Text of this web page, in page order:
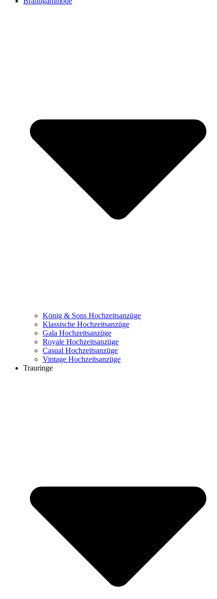
König & Sons Hochzeitsanzüge
Klassische Hochzeitsanzüge
Gala Hochzeitsanzüge
Royale Hochzeitsanzüge
Casual Hochzeitsanzüge
Vintage Hochzeitsanzüge
Trauringe